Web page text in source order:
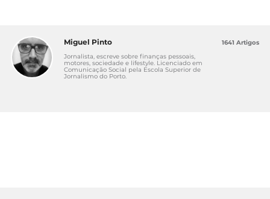
Miguel Pinto
Jornalista, escreve sobre finanças pessoais,
motores, sociedade e lifestyle. Licenciado em
Comunicação Social pela Escola Superior de
Jornalismo do Porto.
1641 Artigos